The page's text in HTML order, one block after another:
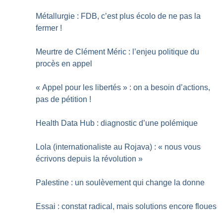
Métallurgie : FDB, c’est plus écolo de ne pas la
fermer !
Meurtre de Clément Méric : l’enjeu politique du
procès en appel
« Appel pour les libertés » : on a besoin d’actions,
pas de pétition !
Health Data Hub : diagnostic d’une polémique
Lola (internationaliste au Rojava) : « nous vous
écrivons depuis la révolution »
Palestine : un soulèvement qui change la donne
Essai : constat radical, mais solutions encore floues